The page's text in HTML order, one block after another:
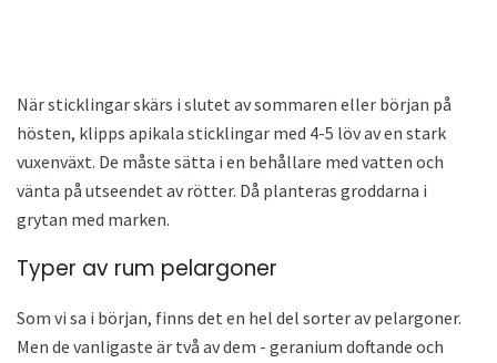
När sticklingar skärs i slutet av sommaren eller början på
hösten, klipps apikala sticklingar med 4-5 löv av en stark
vuxenväxt. De måste sätta i en behållare med vatten och
vänta på utseendet av rötter. Då planteras groddarna i
grytan med marken.
Typer av rum pelargoner
Som vi sa i början, finns det en hel del sorter av pelargoner.
Men de vanligaste är två av dem - geranium doftande och